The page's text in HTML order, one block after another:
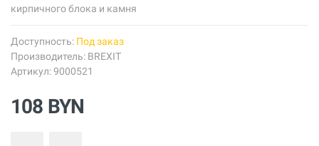
кирпичного блока и камня
Доступность: Под заказ
Производитель: BREXIT
Артикул: 9000521
108 BYN